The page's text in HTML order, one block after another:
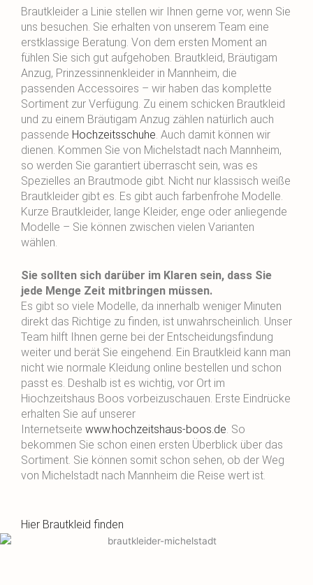
Brautkleider a Linie stellen wir Ihnen gerne vor, wenn Sie
uns besuchen. Sie erhalten von unserem Team eine
erstklassige Beratung. Von dem ersten Moment an
fühlen Sie sich gut aufgehoben. Brautkleid, Bräutigam
Anzug, Prinzessinnenkleider in Mannheim, die
passenden Accessoires – wir haben das komplette
Sortiment zur Verfügung. Zu einem schicken Brautkleid
und zu einem Bräutigam Anzug zählen natürlich auch
passende Hochzeitsschuhe . Auch damit können wir
dienen. Kommen Sie von Michelstadt nach Mannheim,
so werden Sie garantiert überrascht sein, was es
Spezielles an Brautmode gibt. Nicht nur klassisch weiße
Brautkleider gibt es. Es gibt auch farbenfrohe Modelle.
Kurze Brautkleider, lange Kleider, enge oder anliegende
Modelle – Sie können zwischen vielen Varianten
wählen.
Sie sollten sich darüber im Klaren sein, dass Sie
jede Menge Zeit mitbringen müssen.
Es gibt so viele Modelle, da innerhalb weniger Minuten
direkt das Richtige zu finden, ist unwahrscheinlich. Unser
Team hilft Ihnen gerne bei der Entscheidungsfindung
weiter und berät Sie eingehend. Ein Brautkleid kann man
nicht wie normale Kleidung online bestellen und schon
passt es. Deshalb ist es wichtig, vor Ort im
Hiochzeitshaus Boos vorbeizuschauen. Erste Eindrücke
erhalten Sie auf unserer
Internetseite www.hochzeitshaus-boos.de. So
bekommen Sie schon einen ersten Überblick über das
Sortiment. Sie können somit schon sehen, ob der Weg
von Michelstadt nach Mannheim die Reise wert ist.
Hier Brautkleid finden